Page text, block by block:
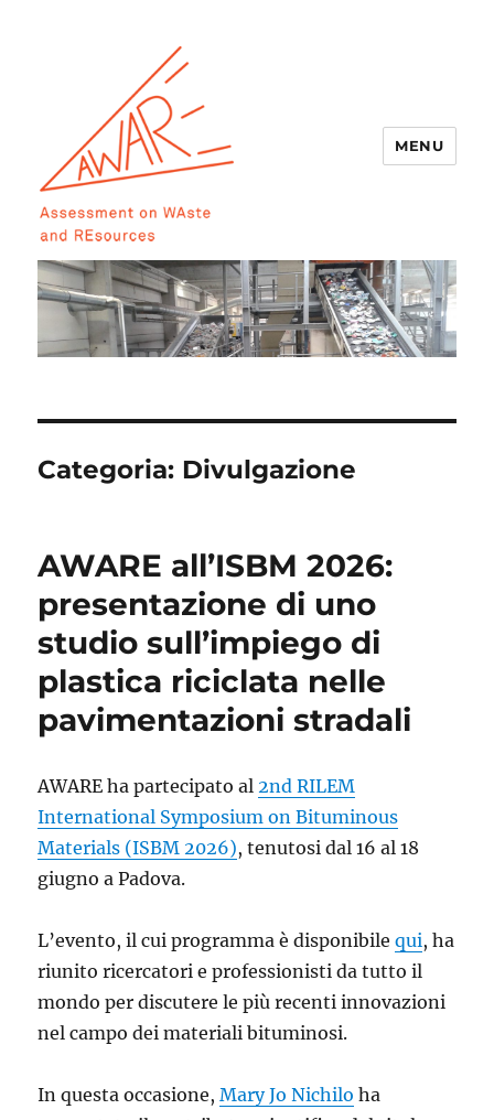
AWARE
MENU
Categoria: Divulgazione
AWARE all’ISBM 2026:
presentazione di uno
studio sull’impiego di
plastica riciclata nelle
pavimentazioni stradali
AWARE ha partecipato al2nd RILEM
International Symposium on Bituminous
Materials (ISBM 2026), tenutosi dal 16 al 18
giugno a Padova.
L’evento, il cui programma è disponibilequi, ha
riunito ricercatori e professionisti da tutto il
mondo per discutere le più recenti innovazioni
nel campo dei materiali bituminosi.
In questa occasione,Mary Jo Nichilo ha